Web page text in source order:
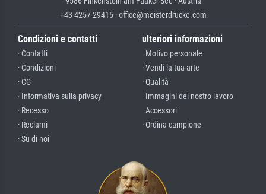
+43 4257 29415 · office@meisterdrucke.com
Condizioni e contatti
· Contatti
· Condizioni
· CG
· Informativa sulla privacy
· Recesso
· Reclami
· Su di noi
ulteriori informazioni
· Motivo personale
· Vendi la tua arte
· Qualità
· Immagini del nostro lavoro
· Accessori
· Ordina campione